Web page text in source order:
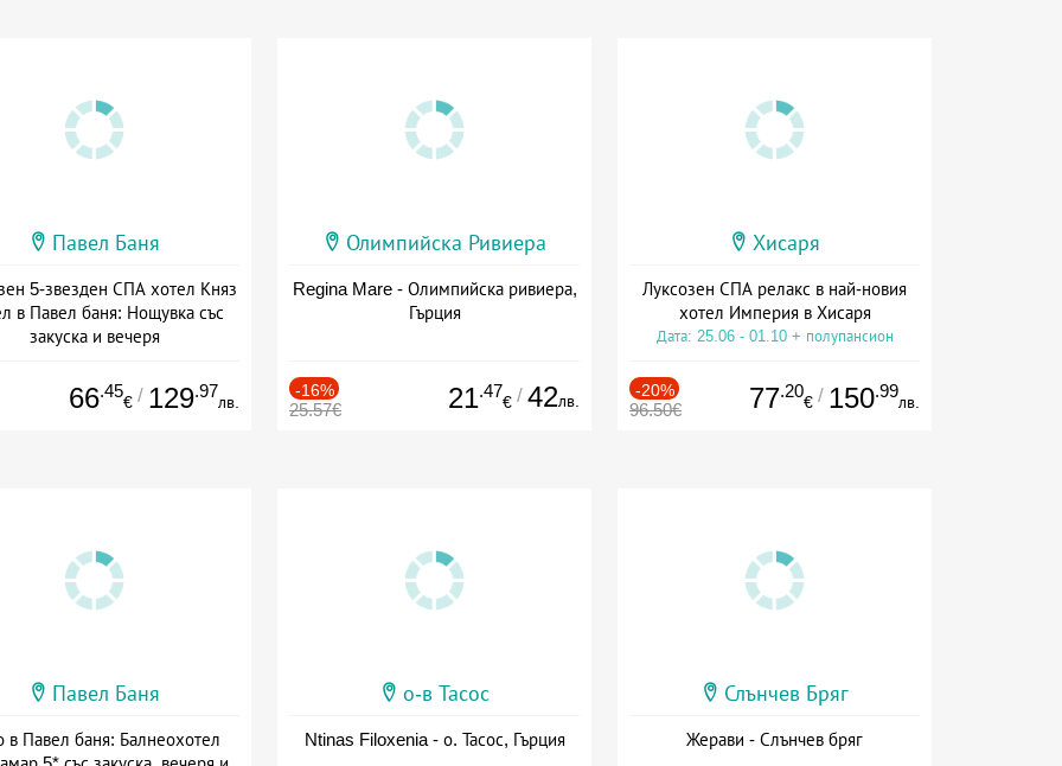
Павел Баня
5-звезден СПА хотел Княз
в Павел баня: Нощувка със
закуска и вечеря
66.45
€ / 129.97
лв.
Олимпийска Ривиера
Regina Mare - Олимпийска ривиера,
Гърция
-16%
25.57€ 21.47
€ / 42лв.
Хисаря
Луксозен СПА релакс в най-новия
хотел Империя в Хисаря
Дата: 25.06 - 01.10 + полупансион
-20%
96.50€ 77.20
€ / 150.99
лв.
Павел Баня
в Павел баня: Балнеохотел
о-в Тасос
Ntinas Filoxenia - о. Тасос, Гърция
Слънчев Бряг
Жерави - Слънчев бряг